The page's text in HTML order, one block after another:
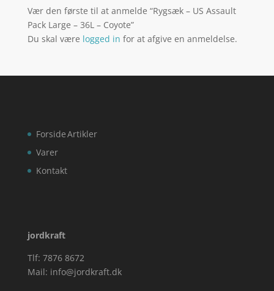
Vær den første til at anmelde “Rygsæk – US Assault
Pack Large – 36L – Coyote”
Du skal være logged in for at afgive en anmeldelse.
Forside
Varer
Kontakt
Artikler
jordkraft
Tlf: 7876 8672
Mail: info@jordkraft.dk